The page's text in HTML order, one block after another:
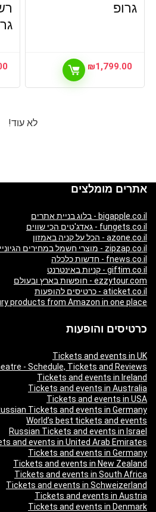
גרופ
₪1,799.00
לא עוד!
אתרים מומלצים
bigapple.co.il - בלוג בניית אתרים
fungets.co.il - גאדג'טים הכי שווים
azone.co.il - הכל על קניה באמזון
zipzap.co.il - מוצרי חשמל במחירים הגיוניים
fnews.co.il - חדשות כלכלה
giftim.co.il - קניות באינטרנט
ezzytour.com - חופשות בארץ ובעולם
aticket.co.il - כרטיסים להופעות
products from Amazon in one place
כרטיסים והופעות
Tickets and events in UK
- Schedule, Tickets and Reviews
Tickets and events in Ireland
Tickets and events in Australia
Tickets and events in USA
Tickets and events in Germany
World’s best tickets and events
Russian Tickets and events in Israel
and events in United Arab Emirates
Tickets and events in Germany
Tickets and events in New Zealand
Tickets and events in South Africa
Tickets and events in Schweizerland
Tickets and events in Austria
Tickets and events in Denmark